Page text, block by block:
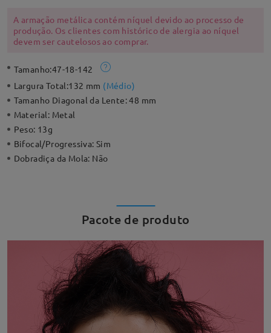
A armação metálica contém níquel devido ao processo de
produção. Os clientes com histórico de alergia ao níquel
devem ser cautelosos ao comprar.
Tamanho:47-18-142
Largura Total:132 mm (Médio)
Tamanho Diagonal da Lente:48 mm
Material: Metal
Peso: 13g
Bifocal/Progressiva:Sim
Dobradiça da Mola: Não
Pacote de produto